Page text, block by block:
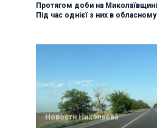
Протягом доби на
Під час однієї з них в обласному
Новости Николаева